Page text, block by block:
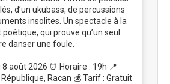
d’un ukubass, de percussions
insolites. Un spectacle à la
qui prouve qu’un seul
danser une foule.
août 2026 ⏰ Horaire : 19h 📍
République, Racan 💰 Tarif : Gratuit